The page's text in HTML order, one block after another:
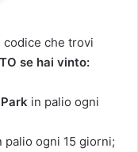
codice che trovi
se hai vinto:
in palio ogni
palio ogni 15 giorni;